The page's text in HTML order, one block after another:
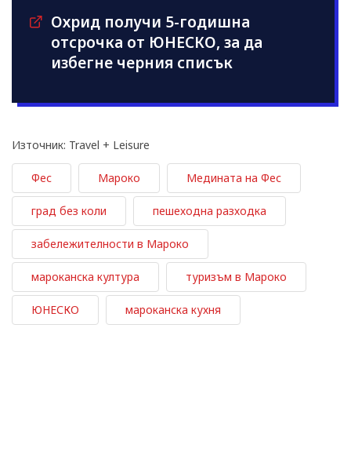
Охрид получи 5-годишна
отсрочка от ЮНЕСКО, за да
избегне черния списък
Източник: Travel + Leisure
Фес Мароко Медината на Фес
град без коли пешеходна разходка
забележителности в Мароко
мароканска култура туризъм в Мароко
ЮНЕСКО мароканска кухня